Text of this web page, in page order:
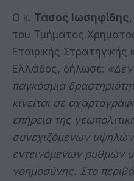
Ο κ. Τάσος Ιωσηφίδης
του Τμήματος
Εταιρικής
Ελλάδος, δήλωσε: «Δεν
παγκόσμια
κινείται σε
επήρεια της
συνεχιζόμενων
εντεινόμενων ρυθμών
νοημοσύνης. Στο